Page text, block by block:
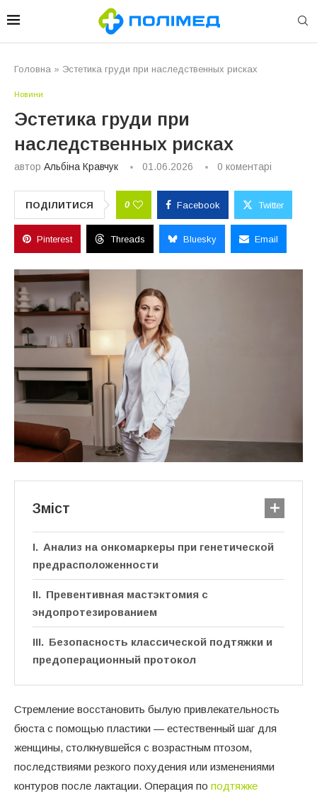
Головна » Эстетика груди при наследственных рисках
Новини
Эстетика груди при
наследственных рисках
автор Альбіна Кравчук 01.06.2026 0 коментарі
ПОДІЛИТИСЯ 0 Facebook Twitter
Pinterest Threads Bluesky Email
Зміст
Анализ на онкомаркеры при генетической
предрасположенности
Превентивная мастэктомия с
эндопротезированием
Безопасность классической подтяжки и
предоперационный протокол
Стремление восстановить былую привлекательность
бюста с помощью пластики — естественный шаг для
женщины, столкнувшейся с возрастным птозом,
последствиями резкого похудения или изменениями
контуров после лактации. Операция по подтяжке